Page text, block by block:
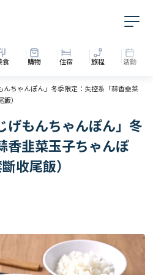
食 購物 住宿 旅程 活動
んちゃんぽん」冬季限定：失控系「蒜香韭菜
）
げもんちゃんぽん」冬
香韭菜玉子ちゃんぽ
收尾飯）